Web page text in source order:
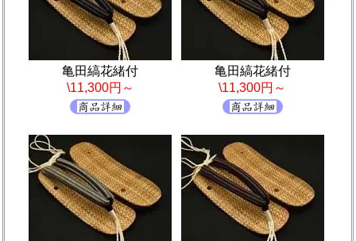
亀田縞花緒付
\11,300円～
亀田縞花緒付
\11,300円～